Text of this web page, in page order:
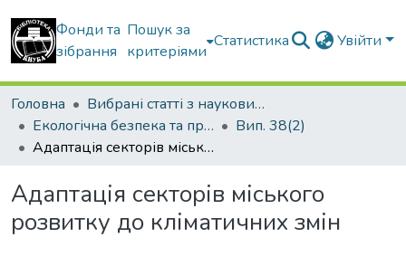
Фонди та
зібрання
Пошук за
критеріями
Статистика Увійти
Головна
Вибрані статті з наукових збірників КНУБА
Екологічна безпека та природокористування
Вип. 38(2)
Адаптація секторів міського розвитку до кліматичних змін
Адаптація секторів міського
розвитку до кліматичних змін